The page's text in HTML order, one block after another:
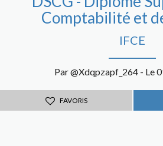
Comptabilité et
IFCE
Par @Xdqpzapf_264 - Le
FAVORIS